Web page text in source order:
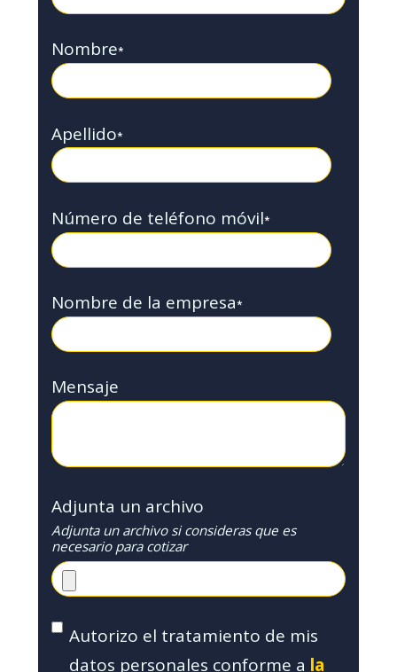
Nombre*
Apellido*
Número de teléfono móvil*
Nombre de la empresa*
Mensaje
Adjunta un archivo
Adjunta un archivo si consideras que es
necesario para cotizar
Autorizo el tratamiento de mis
datos personales conforme a la